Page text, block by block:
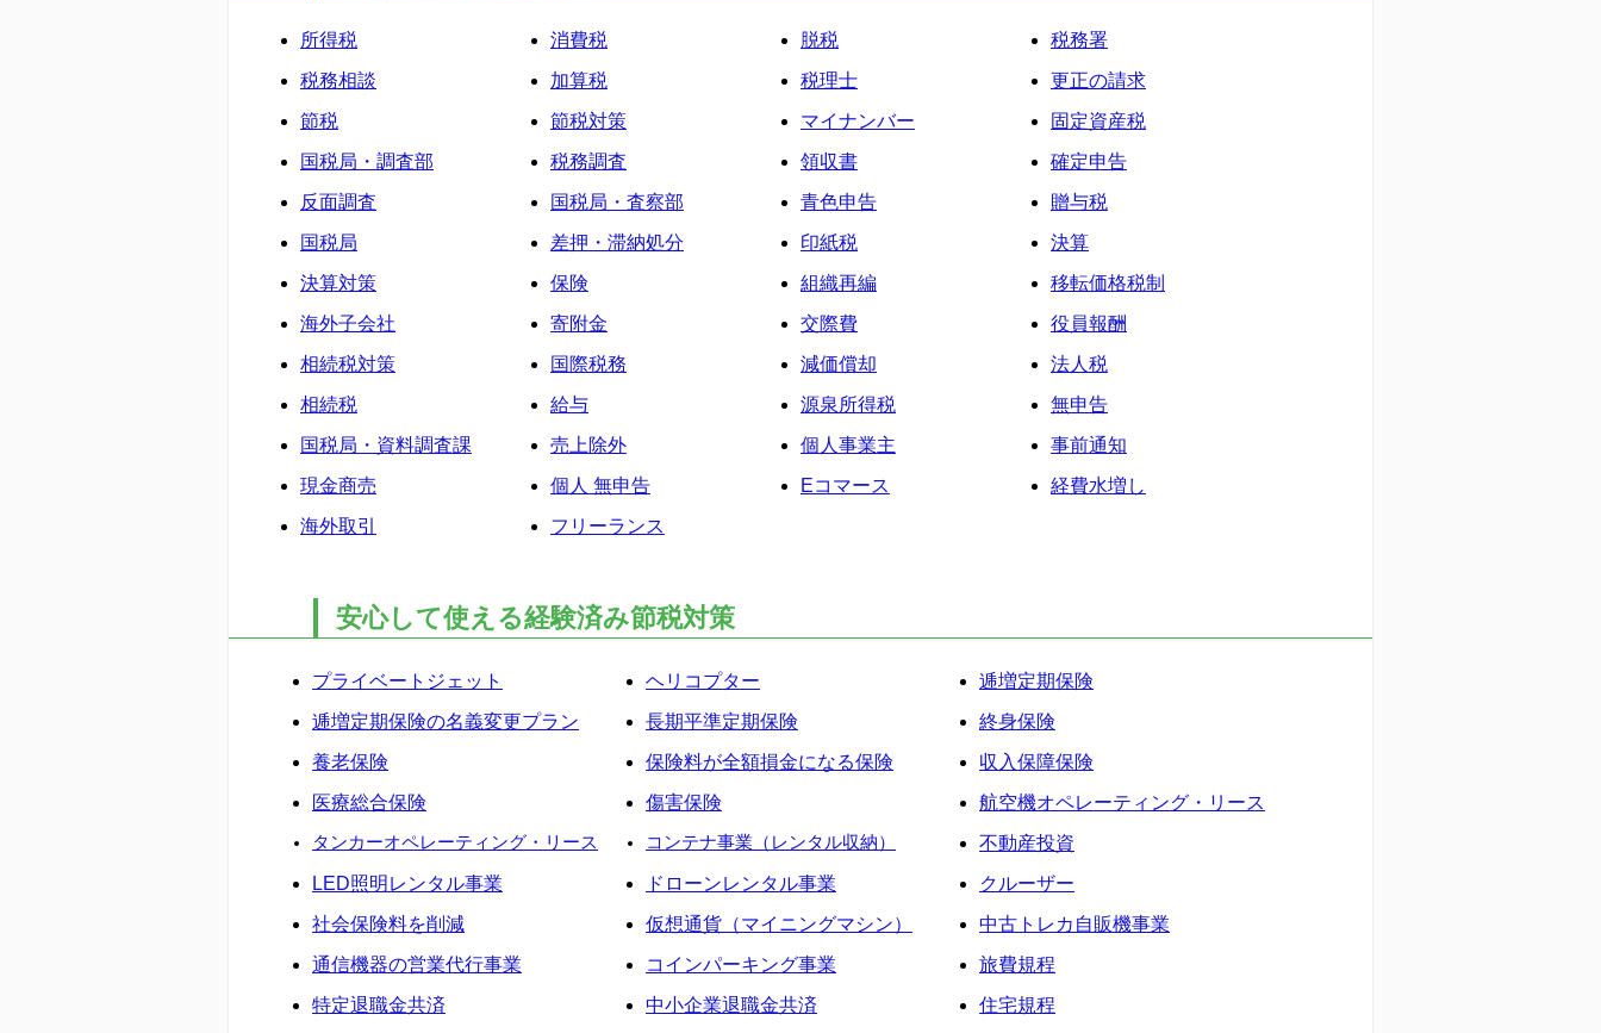
所得税 消費税 脱税
税務署
税務相談
加算税 税理士
更正の請求
節税
節税対策 マイナンバー
固定資産税
国税局・調査部
税務調査 領収書
確定申告
反面調査
国税局・査察部 青色申告
贈与税
国税局
差押・滞納処分 印紙税
決算
決算対策
保険 組織再編
移転価格税制
海外子会社
寄附金 交際費
役員報酬
相続税対策
国際税務 減価償却
法人税
相続税
給与 源泉所得税
無申告
国税局・資料調査課
売上除外 個人事業主
事前通知
現金商売
個人 無申告 Eコマース
経費水増し
海外取引
フリーランス
安心して使える経験済み節税対策
プライベートジェット ヘリコプター
逓増定期保険
逓増定期保険の名義変更プラン
長期平準定期保険
終身保険
養老保険
保険料が全額損金になる保険
収入保障保険
医療総合保険
傷害保険 航空機オペレーティング・リース
タンカーオペレーティング・リース コンテナ事業（レンタル収納）
不動産投資
LED照明レンタル事業
ドローンレンタル事業
クルーザー
社会保険料を削減
仮想通貨（マイニングマシン）
中古トレカ自販機事業
通信機器の営業代行事業
コインパーキング事業
旅費規程
特定退職金共済
中小企業退職金共済 住宅規程